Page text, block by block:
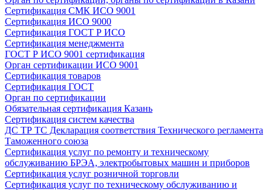
Сертификация СМК ИСО 9001
Сертификация ИСО 9000
Сертификация ГОСТ Р ИСО
Сертификация менеджмента
ГОСТ Р ИСО 9001 сертификация
Орган сертификации ИСО 9001
Сертификация товаров
Сертификация ГОСТ
Орган по сертификации
Обязательная сертификация Казань
Сертификация систем качества
ДС ТР ТС Декларация соответствия Технического регламента
Таможенного союза
Сертификация услуг по ремонту и техническому
обслуживанию БРЭА, электробытовых машин и приборов
Сертификация услуг розничной торговли
Сертификация услуг по техническому обслуживанию и